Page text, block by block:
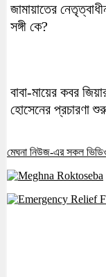
জামায়াতের
সঙ্গী কে?
বাবা-মায়ের কবর
হোসেনের প্রচারণা
মেঘনা নিউজ-এর সকল